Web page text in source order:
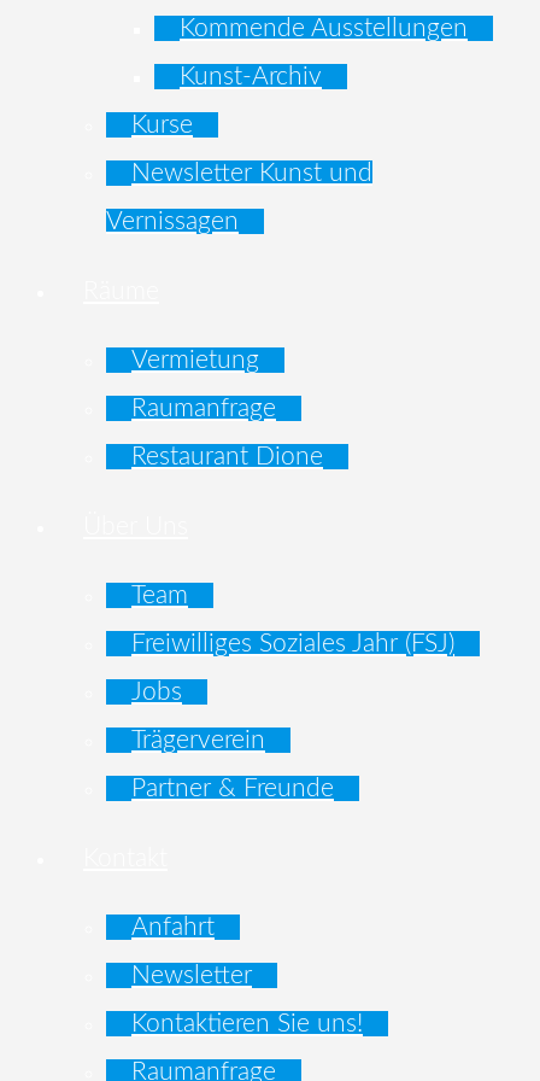
Kommende Ausstellungen
Kunst-Archiv
Kurse
Newsletter Kunst und
Vernissagen
Vermietung
Raumanfrage
Restaurant Dione
Team
Freiwilliges Soziales Jahr (FSJ)
Jobs
Trägerverein
Partner & Freunde
Anfahrt
Newsletter
Kontaktieren Sie uns!
Raumanfrage